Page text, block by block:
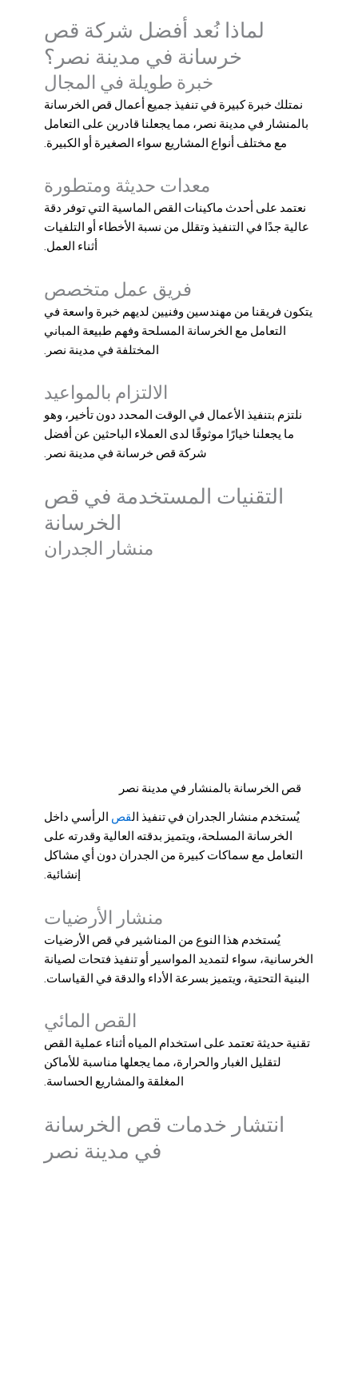
لماذا نُعد أفضل شركة قص
خرسانة في مدينة نصر؟
خبرة طويلة في المجال
نمتلك خبرة كبيرة في تنفيذ جميع أعمال قص الخرسانة
بالمنشار في مدينة نصر ، مما يجعلنا قادرين على التعامل
مع مختلف أنواع المشاريع سواء الصغيرة أو الكبيرة.
معدات حديثة ومتطورة
نعتمد على أحدث ماكينات القص الماسية التي توفر دقة
عالية جدًا في التنفيذ وتقلل من نسبة الأخطاء أو التلفيات
أثناء العمل.
فريق عمل متخصص
يتكون فريقنا من مهندسين وفنيين لديهم خبرة واسعة في
التعامل مع الخرسانة المسلحة وفهم طبيعة المباني
المختلفة في مدينة نصر.
الالتزام بالمواعيد
نلتزم بتنفيذ الأعمال في الوقت المحدد دون تأخير، وهو
ما يجعلنا خيارًا موثوقًا لدى العملاء الباحثين عنأفضل
شركة قص خرسانة في مدينة نصر .
التقنيات المستخدمة في قص
الخرسانة
منشار الجدران
قص الخرسانة بالمنشار في مدينة نصر
يُستخدم منشار الجدران في تنفيذ القص الرأسي داخل
الخرسانة المسلحة، ويتميز بدقته العالية وقدرته على
التعامل مع سماكات كبيرة من الجدران دون أي مشاكل
إنشائية.
منشار الأرضيات
يُستخدم هذا النوع من المناشير في قص الأرضيات
الخرسانية، سواء لتمديد المواسير أو تنفيذ فتحات لصيانة
البنية التحتية، ويتميز بسرعة الأداء والدقة في القياسات.
القص المائي
تقنية حديثة تعتمد على استخدام المياه أثناء عملية القص
لتقليل الغبار والحرارة، مما يجعلها مناسبة للأماكن
المغلقة والمشاريع الحساسة.
انتشار خدمات قص الخرسانة
في مدينة نصر